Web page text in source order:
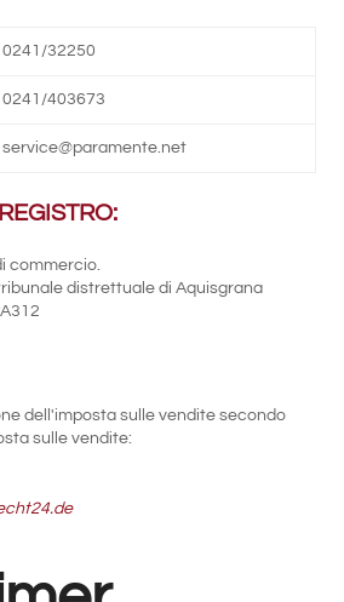
0241/32250
0241/403673
service@paramente.net
commercio.
distrettuale di Aquisgrana
dell'imposta sulle vendite secondo
sulle vendite: